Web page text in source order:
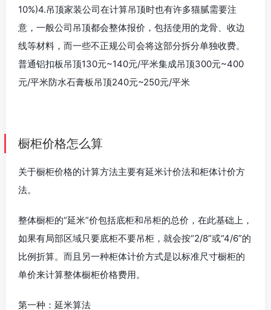
10%)4.吊顶家装公司在计算吊顶时也有许多猫腻需要注
意，一般公司吊顶都会整体报价，包括使用的龙骨、收边
线等材料，而一些不正规公司会将这部分拆分单独收费。
普通铝扣板吊顶130元~140元/平米集成吊顶300元~400
元/平米防水石膏板吊顶240元~250元/平米
橱柜价格怎么算
关于橱柜价格的计算方法主要有延米计价法和柜体计价方
法。
整体橱柜的“延米”价包括底柜和吊柜的总价，在此基础上，
如果有局部区域只要底柜不要吊柜，就会按“2/8”或“4/6”的
比例折算。而且另一种柜体计价方式是以标准尺寸橱柜的
单价来计算整体橱柜价格费用。
第一种：延米算法